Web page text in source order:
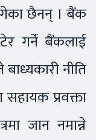
छैनन् । बैंक
गर्ने बैंकलाई
नीति
सहायक प्रवक्ता
जान नमान्ने